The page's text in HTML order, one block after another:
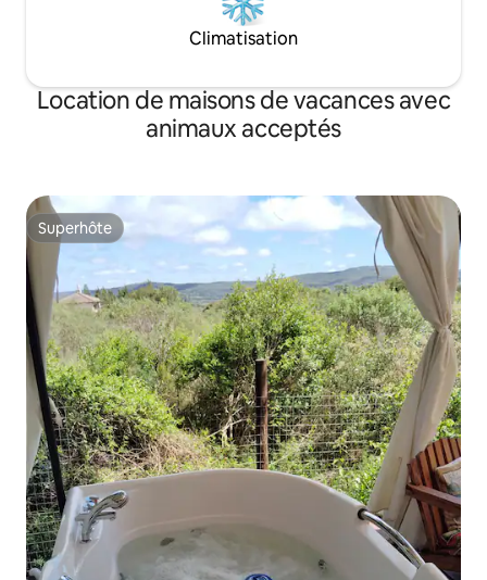
Climatisation
Location de maisons de vacances avec
animaux acceptés
Superhôte
Superhôte